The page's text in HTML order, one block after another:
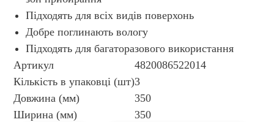
Підходять для всіх видів поверхонь
Добре поглинають вологу
Підходять для багаторазового використання
Артикул
4820086522014
Кількість в упаковці (шт)3
Довжина (мм)
350
Ширина (мм)
350